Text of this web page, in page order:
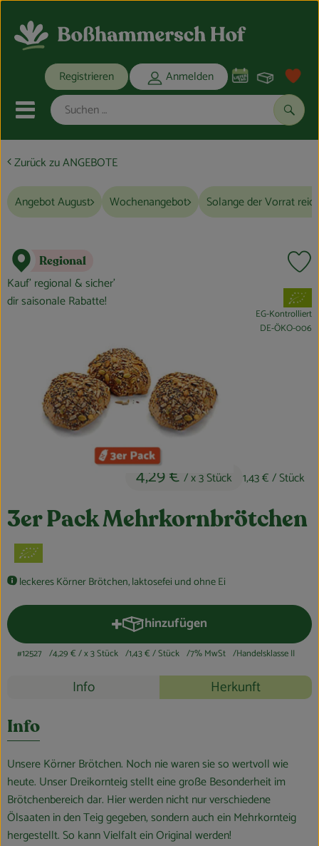
Registrieren Anmelden
Mobiles Menu öffnen oder
Bio-Kochkisten
THEMENWELTEN
ANGEBOTE
REGIONALES
Kühltheke
Bäckerei
Vorratskammer
Haus, Garten & Co.
So geht’s
Über uns
Blog
Zurück zu ANGEBOTE
Angebot August Wochenangebot Solange der Vorrat
3er Pack Mehrkornbrötchen
leckeres Körner Brötchen, laktosefei und ohne Ei
4,29 € / x 3 Stück 1,43 €/ Stück
Regional
Kauf’ regional & sicher’
dir saisonale Rabatte!
, Verband:
EG-Kontrolliert
, Kontrollstelle:
DE-ÖKO-006
hinzufügen
Produkt zum Warenkorb
#12527 4,29 €/ x 3 Stück 1,43 €/ Stück 7% MwSt Handelsklasse II
Rezepte
Info Herkunft
Info
Unsere Körner Brötchen. Noch nie waren sie so wertvoll wie
heute. Unser Dreikornteig stellt eine große Besonderheit im
Brötchenbereich dar. Hier werden nicht nur verschiedene
Ölsaaten in den Teig gegeben, sondern auch ein Mehrkornteig
hergestellt. So kann Vielfalt ein Original werden!